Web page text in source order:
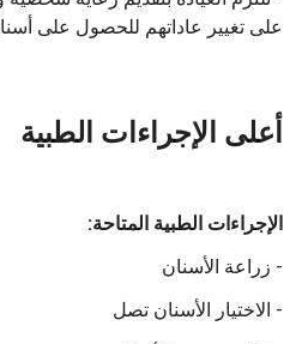
على تغيير عاداتهم للحصول على
أعلى الإجراءات الطبية
الإجراءات الطبية المتاحة:
- زراعة الأسنان
- الاختيار الأسنان تصل